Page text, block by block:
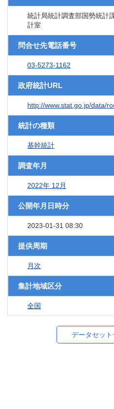
統計局統計調査部国勢統計
計室
問合せ先電話番号
03-5273-1162
政府統計URL
http://www.stat.go.jp/data/
統計の種類
基幹統計
調査年月
2022年 12月
公開年月日時分
2023-01-31 08:30
提供周期
月次
集計地域区分
全国
データセット